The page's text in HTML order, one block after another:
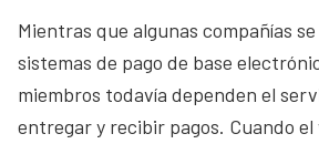
Mientras que algunas compañías
sistemas de pago de base
miembros todavía dependen el
entregar y recibir pagos. Cuando